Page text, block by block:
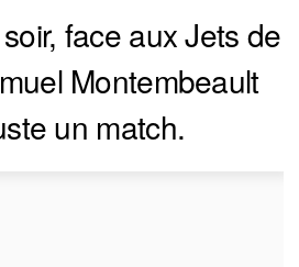
face aux Jets de
Montembeault
un match.